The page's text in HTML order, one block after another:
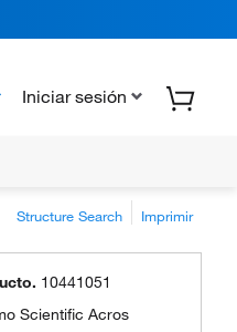
Iniciar sesión
Structure Search Imprimir
10441051
Scientific Acros